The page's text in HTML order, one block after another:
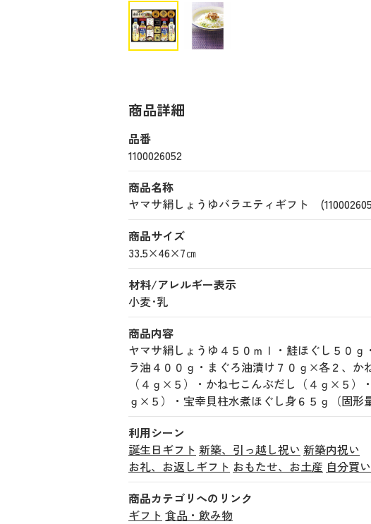
商品詳細
品番
1100026052
商品名称
ヤマサ絹しょうゆバラエティギフト
商品サイズ
33.5×46×7㎝
材料/アレルギー表示
小麦･乳
商品内容
ヤマサ絹しょうゆ４５０ｍｌ・鮭ほぐし５０ｇ
ラ油４００ｇ・まぐろ油漬け７０ｇ×各２、か
（４ｇ×５）・かね七こんぶだし（４ｇ×５）
ｇ×５）・宝幸貝柱水煮ほぐし身６５ｇ（固形
利用シーン
誕生日ギフト 新築、引っ越し祝い 新築内祝い
お礼、お返しギフト おもたせ、お土産 自分買
商品カテゴリへのリンク
ギフト 食品・飲み物